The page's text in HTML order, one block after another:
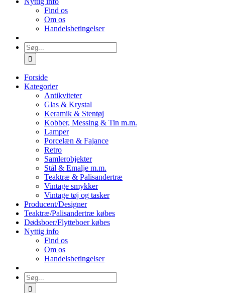
Find os
Om os
Handelsbetingelser
Søg
efter:
Forside
Kategorier
Antikviteter
Glas & Krystal
Keramik & Stentøj
Kobber, Messing & Tin m.m.
Lamper
Porcelæn & Fajance
Retro
Samlerobjekter
Stål & Emalje m.m.
Teaktræ & Palisandertræ
Vintage smykker
Vintage tøj og tasker
Producent/Designer
Teaktræ/Palisandertræ købes
Dødsboer/Flytteboer købes
Nyttig info
Find os
Om os
Handelsbetingelser
Søg
efter: